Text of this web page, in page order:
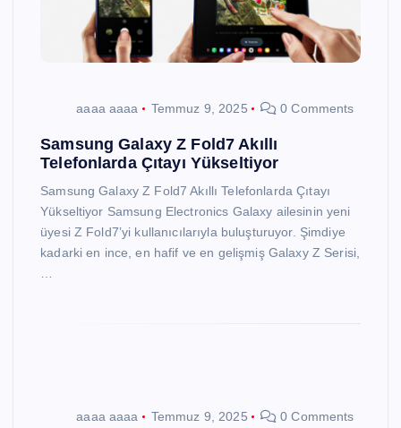
aaaa aaaa Temmuz 9, 2025 0 Comments
Samsung Galaxy Z Fold7 Akıllı
Telefonlarda Çıtayı Yükseltiyor
Samsung Galaxy Z Fold7 Akıllı Telefonlarda Çıtayı
Yükseltiyor Samsung Electronics Galaxy ailesinin yeni
üyesi Z Fold7’yi kullanıcılarıyla buluşturuyor. Şimdiye
kadarki en ince, en hafif ve en gelişmiş Galaxy Z Serisi,
aaaa aaaa Temmuz 9, 2025 0 Comments